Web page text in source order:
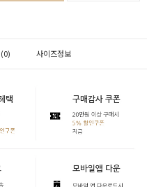
0) 사이즈정보